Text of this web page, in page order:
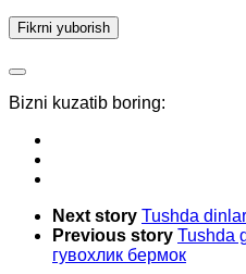
Bizni kuzatib boring:
Next story Tushda
Previous story Tushda
гувохлик бермок